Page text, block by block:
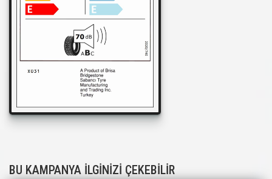
BU KAMPANYA İLGİNİZİ ÇEKEBİLİR